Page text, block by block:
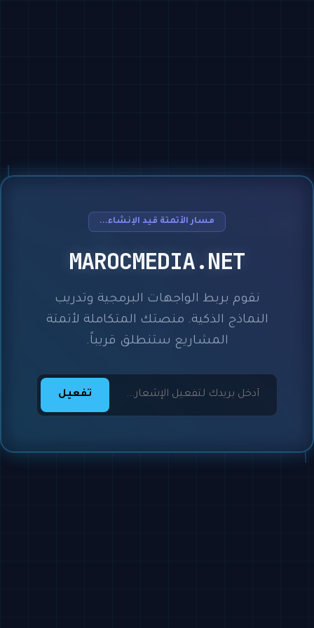
مسار الأتمتة قيد الإنشاء...
MAROCMEDIA.NET
نقوم بربط الواجهات البرمجية وتدريب
النماذج الذكية. منصتك المتكاملة لأتمتة
المشاريع ستنطلق قريباً.
تفعيل